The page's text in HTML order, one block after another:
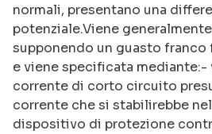
normali, presentano una
potenziale.Viene
supponendo un guasto
e viene specificata mediante:-
corrente di corto circuito
corrente che si stabilirebbe
dispositivo di protezione